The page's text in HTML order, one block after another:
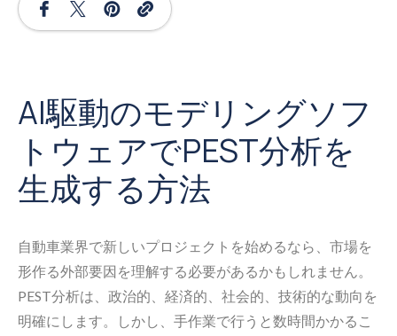
AI駆動のモデリングソフ
トウェアでPEST分析を
生成する方法
自動車業界で新しいプロジェクトを始めるなら、市場を
形作る外部要因を理解する必要があるかもしれません。
PEST分析は、政治的、経済的、社会的、技術的な動向を
明確にします。しかし、手作業で行うと数時間かかるこ